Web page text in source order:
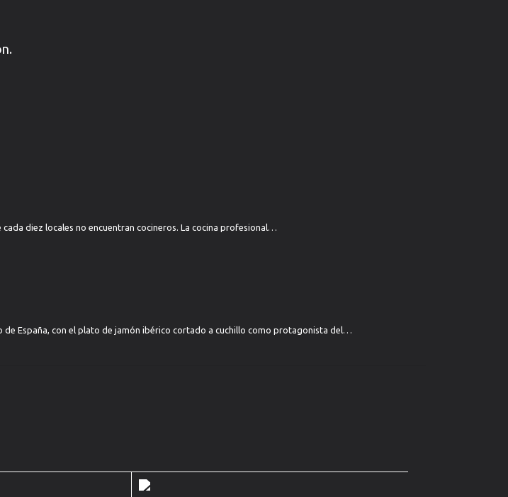
diez locales no encuentran cocineros. La cocina profesional…
de España, con el plato de jamón ibérico cortado a cuchillo como protagonista del…